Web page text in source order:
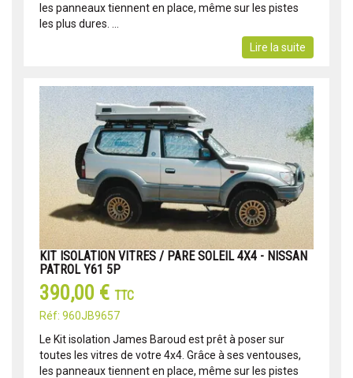
les panneaux tiennent en place, même sur les pistes
les plus dures. ...
Lire la suite
KIT ISOLATION VITRES / PARE SOLEIL 4X4 - NISSAN
PATROL Y61 5P
390,00 € TTC
Réf: 960JB9657
Le Kit isolation James Baroud est prêt à poser sur
toutes les vitres de votre 4x4. Grâce à ses ventouses,
les panneaux tiennent en place, même sur les pistes